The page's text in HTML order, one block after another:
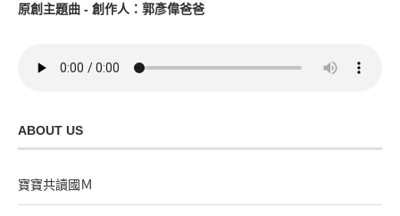
原創主題曲 - 創作人：郭彥偉爸爸
ABOUT US
寶寶共讀國Ｍ